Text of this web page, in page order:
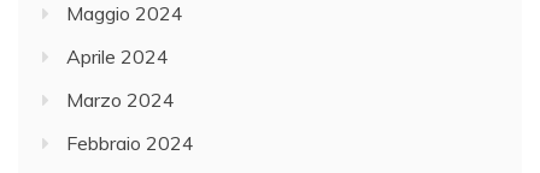
Maggio 2024
Aprile 2024
Marzo 2024
Febbraio 2024